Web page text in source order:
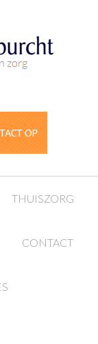
THUISZORG
CONTACT